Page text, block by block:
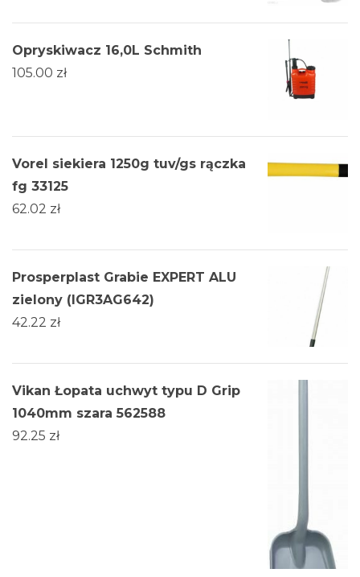
Opryskiwacz 16,0L Schmith
105.00 zł
Vorel siekiera 1250g tuv/gs rączka
fg 33125
62.02 zł
Prosperplast Grabie EXPERT ALU
zielony (IGR3AG642)
42.22 zł
Vikan Łopata uchwyt typu D Grip
1040mm szara 562588
92.25 zł